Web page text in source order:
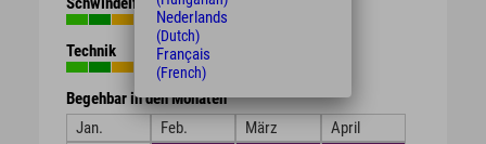
Technik
Begehbar in den Monaten
Jan.
Feb. März
April
Nederlands
(Dutch)
Français
(French)